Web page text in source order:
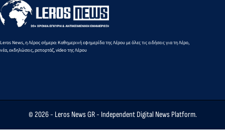
Leros News, η Λέρος σήμερα: Καθημερινή εφημερίδα της Λέρου με όλες τις ειδήσεις για τη Λέρο,
νέα, εκδηλώσεις, ρεπορτάζ, video της Λέρου
© 2026 - Leros News GR- Independent Digital News Platform.